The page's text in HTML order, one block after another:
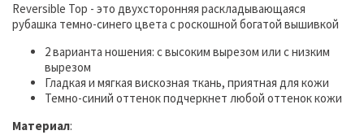
Reversible Top - это двухсторонняя раскладывающаяся
рубашка темно-синего цвета с роскошной богатой вышивкой
2 варианта ношения: с высоким вырезом или с низким
вырезом
Гладкая и мягкая вискозная ткань, приятная для кожи
Темно-синий оттенок подчеркнет любой оттенок кожи
Материал: